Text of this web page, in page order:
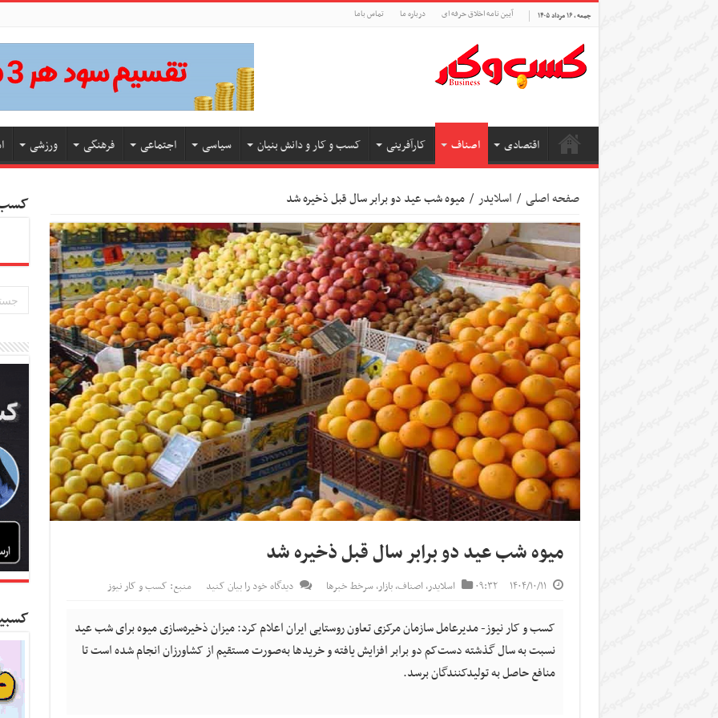
جمعه , ۱۶ مرداد ۱۴۰۵ آیین نامه اخلاق حرفه ای درباره ما تماس باما
اقتصادی اصناف کارآفرینی کسب و کار و دانش بنیان سیاسی اجتماعی فرهنگی ورزشی
صفحه اصلی / اسلایدر / میوه شب عید دو برابر سال قبل ذخیره شد
میوه شب عید دو برابر سال قبل ذخیره شد
۱۴۰۴/۱۰/۱۱ ۰۹:۳۲ اسلایدر,اصناف,بازار,سرخط خبرها دیدگاه خود را بیان کنید منبع: کسب و کار نیوز
کسب و کار نیوز- مدیرعامل سازمان مرکزی تعاون روستایی ایران اعلام کرد: میزان ذخیره‌سازی میوه برای شب عید
نسبت به سال گذشته دست‌کم دو برابر افزایش یافته و خریدها به‌صورت مستقیم از کشاورزان انجام شده است تا
منافع حاصل به تولیدکنندگان برسد.
کسب